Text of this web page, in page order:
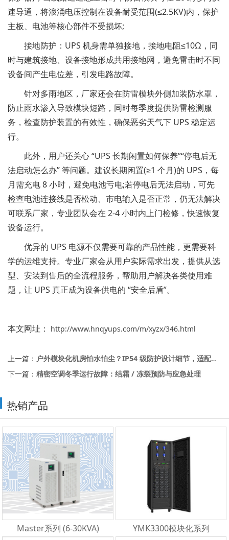
速导通，将浪涌电压控制在设备耐受范围(≤2.5KV)内，保护
主板、电池等核心部件不受损坏;
接地防护：UPS 机身需单独接地，接地电阻≤10Ω，同
时与建筑接地、设备接地形成共用接地网，避免雷击时不同
设备间产生电位差，引发电路故障。
针对多雨地区，厂家还会在防雷模块外侧加装防水罩，
防止雨水渗入导致模块短路，同时每季度提供防雷检测服
务，检查防护装置的有效性，确保恶劣天气下 UPS 稳定运
行。
此外，用户还关心 “UPS 长期闲置如何保养”“停电后无
法启动怎么办” 等问题。建议长期闲置(≥1 个月)的 UPS，每
月需充电 8 小时，避免电池亏电;若停电后无法启动，可先
检查电池连接线是否松动、市电输入是否正常，仍无法解决
可联系厂家，专业团队会在 2-4 小时内上门检修，快速恢复
设备运行。
优异的 UPS 电源不仅需要可靠的产品性能，更需要科
学的运维支持。专业厂家会从用户实际需求出发，提供从选
型、安装到售后的全流程服务，帮助用户解决各类使用难
题，让 UPS 真正成为设备供电的 “安全后盾”。
本文网址： http://www.hnqyups.com/m/xyzx/346.html
上一篇： 户外模块化机房怕水怕尘？IP54 级防护设计细节，适配潮湿环境不宕机
下一篇： 精密空调冬季运行故障：结霜 / 冻裂预防与应急处理
热销产品
Master系列 (6-30KVA) YMK3300模块化系列